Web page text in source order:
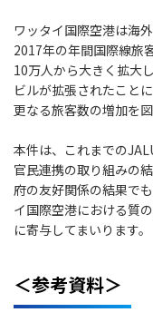
ワッタイ国際空港は海
2017年の年間国際線旅
10万人から大きく拡大
ビルが拡張されたこと
更なる旅客数の増加を図
本件は、これまでの
官民連携の取り組みの
府の友好関係の結果で
イ国際空港における質
に寄与してまいります。
＜参考資料＞